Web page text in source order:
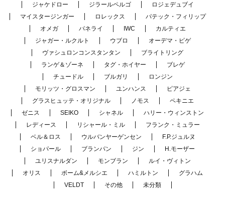
ジャケドロー
ジラールペルゴ
ロジェデュブイ
マイスタージンガー
ロレックス
パテック・フィリップ
オメガ
パネライ IWC
カルティエ
ジャガー・ルクルト
ウブロ
オーデマ・ピゲ
ヴァシュロンコンスタンタン
ブライトリング
ランゲ＆ゾーネ
タグ・ホイヤー
ブレゲ
チュードル
ブルガリ
ロンジン
モリッツ・グロスマン
ユンハンス
ピアジェ
グラスヒュッテ・オリジナル
ノモス
ペキニエ
ゼニス
SEIKO シャネル
ハリー・ウィンストン
レディース
リシャール・ミル
フランク・ミュラー
ベル＆ロス
ウルバンヤーゲンセン
F.P.ジュルヌ
ショパール
ブランパン ジン
H.モーザー
ユリスナルダン
モンブラン
ルイ・ヴィトン
オリス
ボーム&メルシエ ハミルトン
グラハム
VELDT
その他 未分類